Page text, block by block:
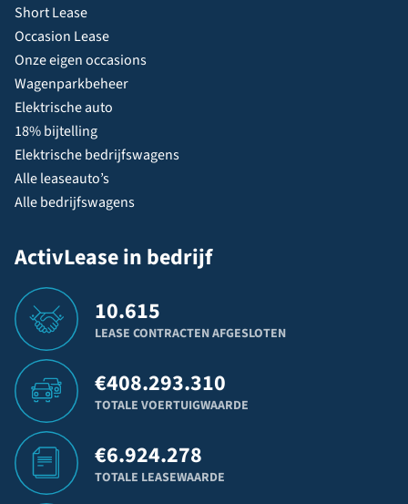
Short Lease
Occasion Lease
Onze eigen occasions
Wagenparkbeheer
Elektrische auto
18% bijtelling
Elektrische bedrijfswagens
Alle leaseauto’s
Alle bedrijfswagens
ActivLease in bedrijf
10.615
LEASE CONTRACTEN AFGESLOTEN
€408.293.310
TOTALE VOERTUIGWAARDE
€6.924.278
TOTALE LEASEWAARDE